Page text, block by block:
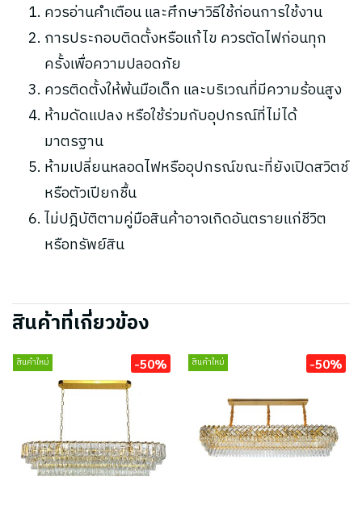
ควรอ่านคำเตือน และศึกษาวิธีใช้ก่อนการใช้งาน
การประกอบติดตั้งหรือแก้ไข ควรตัดไฟก่อนทุก
ครั้งเพื่อความปลอดภัย
ควรติดตั้งให้พ้นมือเด็ก และบริเวณที่มีความร้อนสูง
ห้ามดัดแปลง หรือใช้ร่วมกับอุปกรณ์ที่ไม่ได้
มาตรฐาน
ห้ามเปลี่ยนหลอดไฟหรืออุปกรณ์ขณะที่ยังเปิดสวิตช์
หรือตัวเปียกชื้น
ไม่ปฎิบัติตามคู่มือสินค้าอาจเกิดอันตรายแก่ชีวิต
หรือทรัพย์สิน
สินค้าที่เกี่ยวข้อง
สินค้าใหม่ -50% สินค้าใหม่ -50%